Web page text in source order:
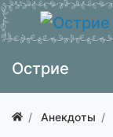
Острие
Анекдоты